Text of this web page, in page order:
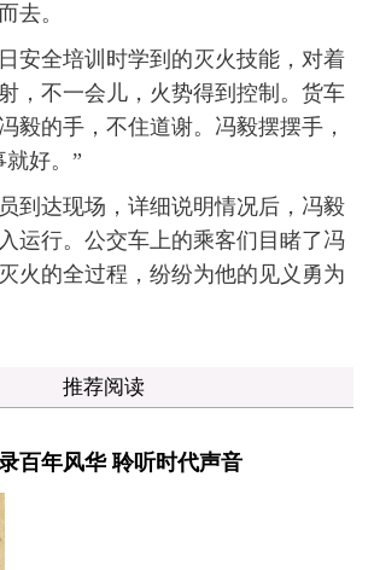
去。
全培训时学到的灭火技能，对着
，不一会儿，火势得到控制。货车
毅的手，不住道谢。冯毅摆摆手，
就好。”
达现场，详细说明情况后，冯毅
运行。公交车上的乘客们目睹了冯
火的全过程，纷纷为他的见义勇为
推荐阅读
百年风华 聆听时代声音